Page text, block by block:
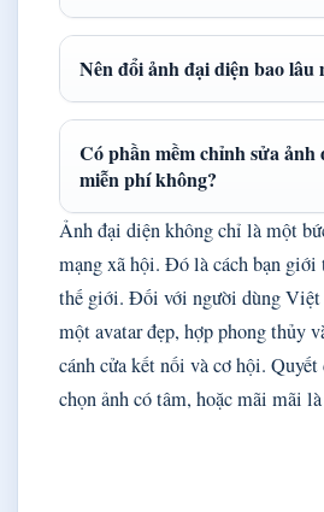
Nên đổi ảnh đại diện bao lâu
Có phần mềm chỉnh sửa ảnh
miễn phí không?
Ảnh đại diện không chỉ là một
mạng xã hội. Đó là cách bạn giới
thế giới. Đối với người dùng Việt
một avatar đẹp, hợp phong thủy
cánh cửa kết nối và cơ hội.
chọn ảnh có tâm, hoặc mãi mãi